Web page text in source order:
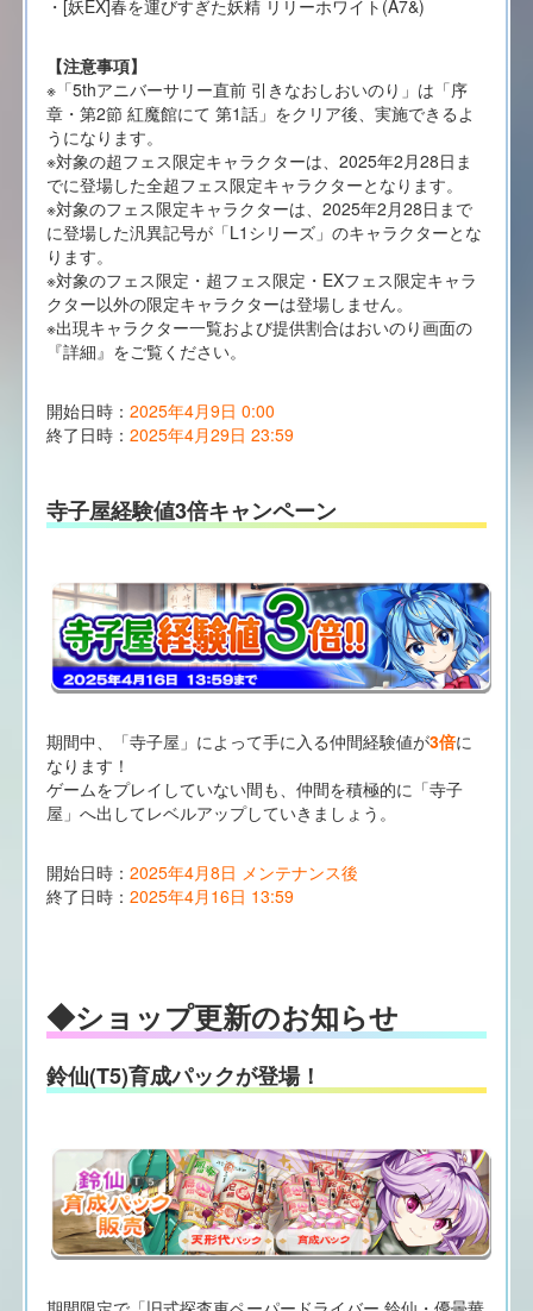
・[妖EX]春を運びすぎた妖精 リリーホワイト(A7&)
【注意事項】
※「5thアニバーサリー直前 引きなおしおいのり」は「序
章・第2節 紅魔館にて 第1話」をクリア後、実施できるよ
うになります。
※対象の超フェス限定キャラクターは、2025年2月28日ま
でに登場した全超フェス限定キャラクターとなります。
※対象のフェス限定キャラクターは、2025年2月28日まで
に登場した汎異記号が「L1シリーズ」のキャラクターとな
ります。
※対象のフェス限定・超フェス限定・EXフェス限定キャラ
クター以外の限定キャラクターは登場しません。
※出現キャラクター一覧および提供割合はおいのり画面の
『詳細』をご覧ください。
開始日時： 2025年4月9日 0:00
終了日時： 2025年4月29日 23:59
寺子屋経験値3倍キャンペーン
期間中、「寺子屋」によって手に入る仲間経験値が3倍に
なります！
ゲームをプレイしていない間も、仲間を積極的に「寺子
屋」へ出してレベルアップしていきましょう。
開始日時： 2025年4月8日 メンテナンス後
終了日時： 2025年4月16日 13:59
◆ショップ更新のお知らせ
鈴仙(T5)育成パックが登場！